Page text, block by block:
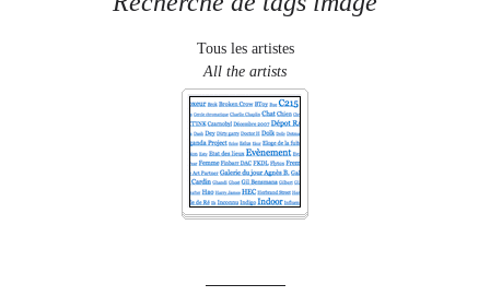
Tous les artistes
All the artists